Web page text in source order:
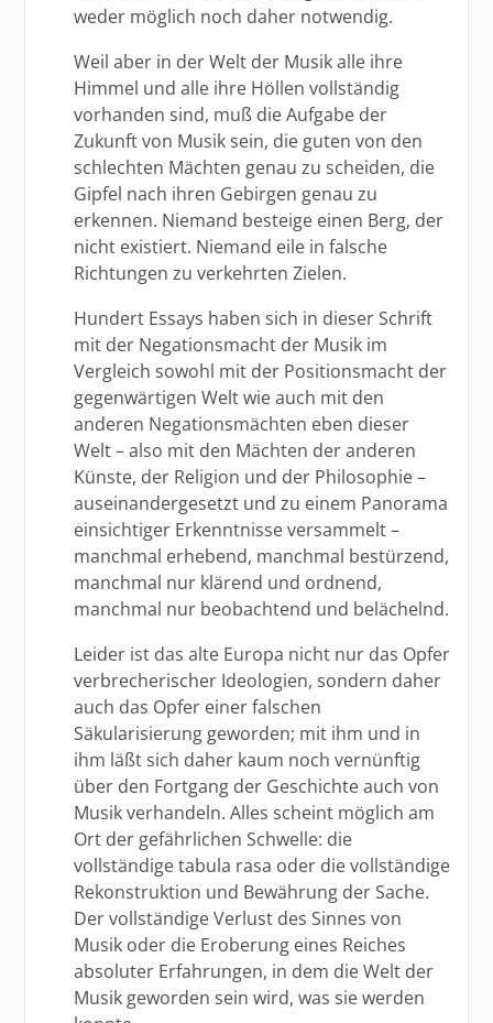
weder möglich noch daher notwendig.
Weil aber in der Welt der Musik alle ihre
Himmel und alle ihre Höllen vollständig
vorhanden sind, muß die Aufgabe der
Zukunft von Musik sein, die guten von den
schlechten Mächten genau zu scheiden, die
Gipfel nach ihren Gebirgen genau zu
erkennen. Niemand besteige einen Berg, der
nicht existiert. Niemand eile in falsche
Richtungen zu verkehrten Zielen.
Hundert Essays haben sich in dieser Schrift
mit der Negationsmacht der Musik im
Vergleich sowohl mit der Positionsmacht der
gegenwärtigen Welt wie auch mit den
anderen Negationsmächten eben dieser
Welt – also mit den Mächten der anderen
Künste, der Religion und der Philosophie –
auseinandergesetzt und zu einem Panorama
einsichtiger Erkenntnisse versammelt –
manchmal erhebend, manchmal bestürzend,
manchmal nur klärend und ordnend,
manchmal nur beobachtend und belächelnd.
Leider ist das alte Europa nicht nur das Opfer
verbrecherischer Ideologien, sondern daher
auch das Opfer einer falschen
Säkularisierung geworden; mit ihm und in
ihm läßt sich daher kaum noch vernünftig
über den Fortgang der Geschichte auch von
Musik verhandeln. Alles scheint möglich am
Ort der gefährlichen Schwelle: die
vollständige tabula rasa oder die vollständige
Rekonstruktion und Bewährung der Sache.
Der vollständige Verlust des Sinnes von
Musik oder die Eroberung eines Reiches
absoluter Erfahrungen, in dem die Welt der
Musik geworden sein wird, was sie werden